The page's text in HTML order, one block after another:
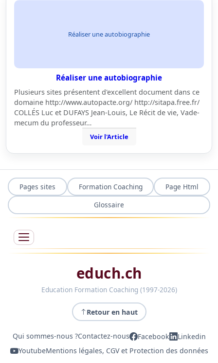
Réaliser une autobiographie
Réaliser une autobiographie
Plusieurs sites présentent d'excellent document dans ce
domaine http://www.autopacte.org/ http://sitapa.free.fr/
COLLÉS Luc et DUFAYS Jean-Louis, Le Récit de vie, Vade-
mecum du professeur…
Voir l'Article
Pages sites Formation Coaching
Page Html
Glossaire
educh.ch
Education Formation Coaching (1997-2026)
Retour en haut
Qui sommes-nous ?Contactez-nous Facebook
Linkedin
YoutubeMentions légales, CGV et Protection des données